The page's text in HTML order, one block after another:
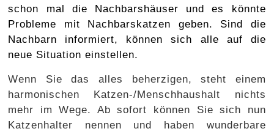
schon mal die Nachbarshäuser und es könnte
Probleme mit Nachbarskatzen geben. Sind die
Nachbarn informiert, können sich alle auf die
neue Situation einstellen.
Wenn Sie das alles beherzigen, steht einem
harmonischen Katzen-/Menschhaushalt nichts
mehr im Wege. Ab sofort können Sie sich nun
Katzenhalter nennen und haben wunderbare